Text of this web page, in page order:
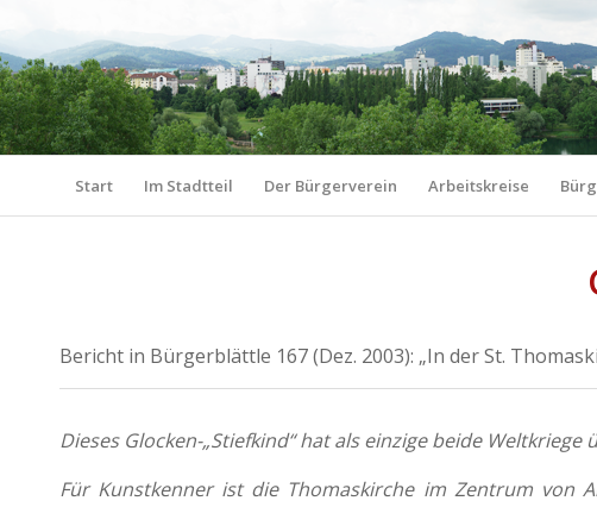
Start Im Stadtteil Der Bürgerverein Arbeitskreise
Bericht in Bürgerblättle 167 (Dez. 2003): „In der St.
Dieses Glocken-„Stiefkind“ hat als einzige beide Weltkriege
Für Kunstkenner ist die Thomaskirche im Zentrum von